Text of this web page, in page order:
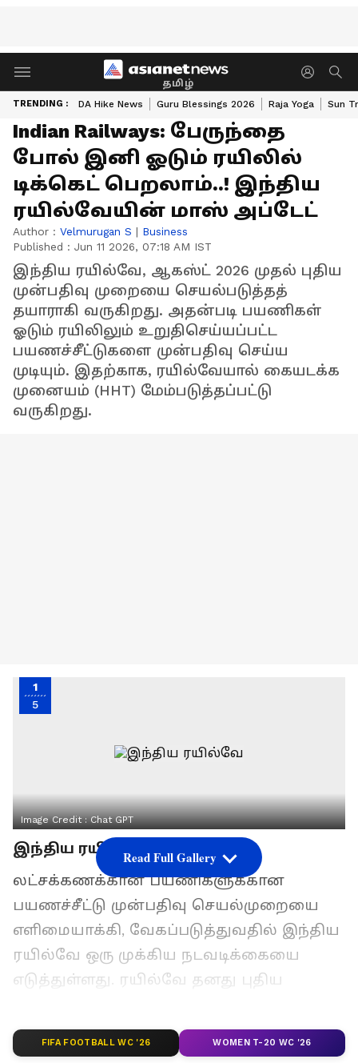
தமிழ்
TRENDING : DA Hike News Guru Blessings 2026 Raja Yoga Sun
Indian Railways: பேருந்தை
போல் இனி ஓடும் ரயிலில்
டிக்கெட் பெறலாம்..! இந்திய
ரயில்வேயின் மாஸ் அப்டேட்
Author : Velmurugan S | Business
Published : Jun 11 2026, 07:18 AM IST
இந்திய ரயில்வே, ஆகஸ்ட் 2026 முதல் புதிய
முன்பதிவு முறையை செயல்படுத்தத்
தயாராகி வருகிறது. அதன்படி பயணிகள்
ஓடும் ரயிலிலும் உறுதிசெய்யப்பட்ட
பயணச்சீட்டுகளை முன்பதிவு செய்ய
முடியும். இதற்காக, ரயில்வேயால் கையடக்க
முனையம் (HHT) மேம்படுத்தப்பட்டு
வருகிறது.
1
5
Image Credit :Chat GPT
இந்திய ரயில்வே
லட்சக்கணக்கான பயணிகளுக்கான
பயணச்சீட்டு முன்பதிவு செயல்முறையை
எளிமையாக்கி, வேகப்படுத்துவதில் இந்திய
ரயில்வே ஒரு முக்கிய நடவடிக்கையை
எடுத்துள்ளது. ரயில்வே தனது புதிய
ஆகஸ்ட் 2026 முதல் படிப்படியாக
செயல்படுத்தும். இந்த முறை, 1986 முதல்
Read Full Gallery
FIFA FOOTBALL WC '26 WOMEN T-20 WC '26